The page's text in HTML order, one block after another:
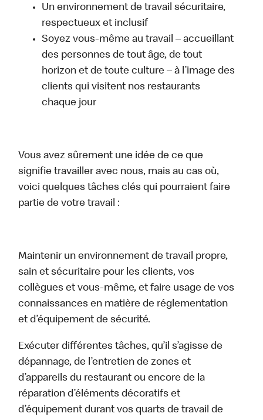
Un environnement de travail sécuritaire,
respectueux et inclusif
Soyez vous-même au travail – accueillant
des personnes de tout âge, de tout
horizon et de toute culture – à l’image des
clients qui visitent nos restaurants
chaque jour
Vous avez sûrement une idée de ce que
signifie travailler avec nous, mais au cas où,
voici quelques tâches clés qui pourraient faire
partie de votre travail :
Maintenir un environnement de travail propre,
sain et sécuritaire pour les clients, vos
collègues et vous-même, et faire usage de vos
connaissances en matière de réglementation
et d’équipement de sécurité.
Exécuter différentes tâches, qu’il s’agisse de
dépannage, de l’entretien de zones et
d’appareils du restaurant ou encore de la
réparation d’éléments décoratifs et
d’équipement durant vos quarts de travail de